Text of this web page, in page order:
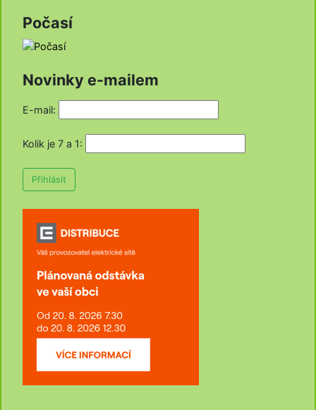
Počasí
Novinky e-mailem
E-mail:
Kolik je 7 a 1:
Přihlásit